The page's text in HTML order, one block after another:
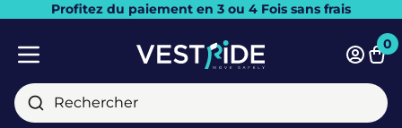
Profitez du paiement en 3 ou 4 Fois sans frais
Fermer
Rechercher
0